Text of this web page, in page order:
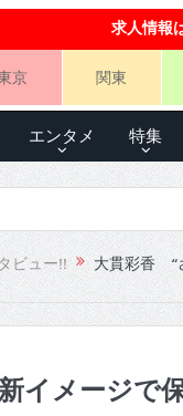
求人情報
京 関東
エンタメ 特集
ビュー!!
大貫彩香 “
イメージで